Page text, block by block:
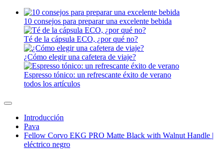
10 consejos para preparar una excelente bebida
Té de la cápsula ECO, ¿por qué no?
¿Cómo elegir una cafetera de viaje?
Espresso tónico: un refrescante éxito de verano
todos los artículos
Introducción
Pava
Fellow Corvo EKG PRO Matte Black with Walnut Handle |
eléctrico negro